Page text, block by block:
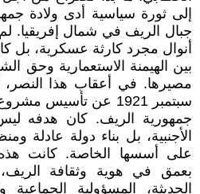
إلى ثورة سياسية أدى ولادة
جبال الريف في شمال إفريقيا.
أنوال مجرد كارثة عسكرية، بل
بين الهيمنة الاستعمارية وحق
سبتمبر 1921 عن
جمهورية الريف. كان هدفه
الأجنبية، بل بناء دولة عادلة
على أسسها الخاصة. كانت هذه
بعمق في هوية وثقافة الريف،
الحديثة، المسؤولية الجماعية